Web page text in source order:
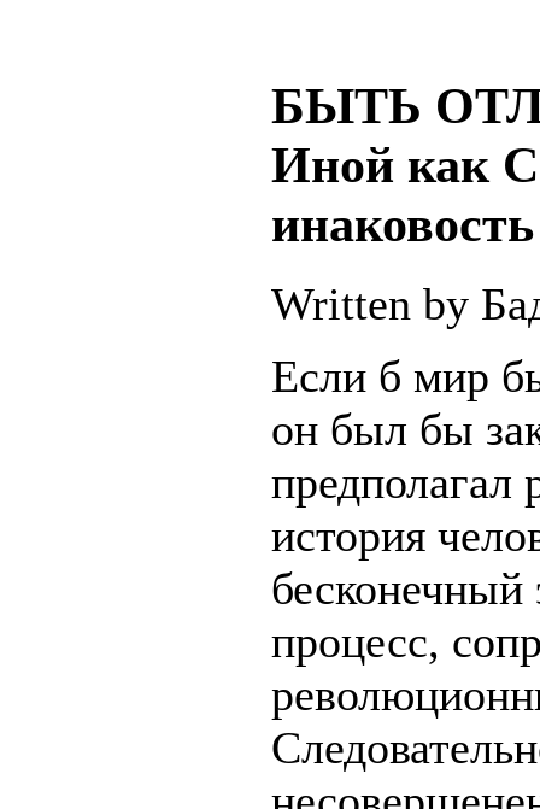
БЫТЬ
Иной как
Written by
Если б мир
он был бы
предполагал
история
процесс,